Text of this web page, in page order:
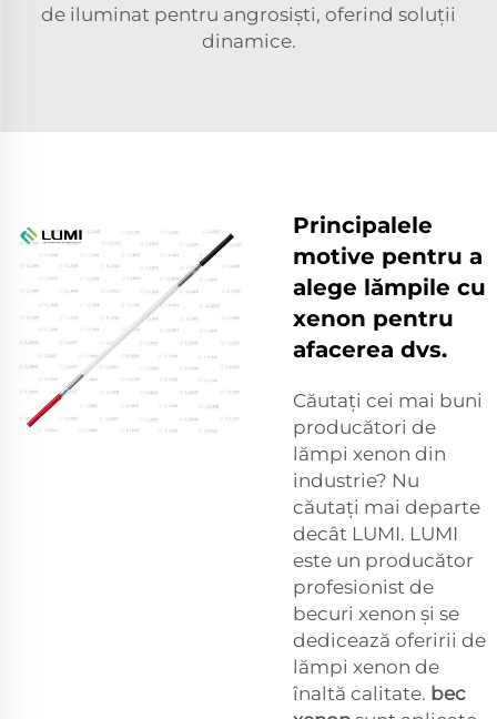
de iluminat pentru angrosiști, oferind soluții
dinamice.
Principalele
motive pentru a
alege lămpile cu
xenon pentru
afacerea dvs.
Căutați cei mai buni
producători de
lămpi xenon din
industrie? Nu
căutați mai departe
decât LUMI. LUMI
este un producător
profesionist de
becuri xenon și se
dedicează oferirii de
lămpi xenon de
înaltă calitate. bec